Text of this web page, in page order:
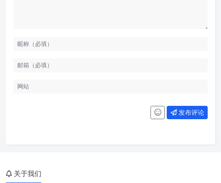
发布评论
关于我们